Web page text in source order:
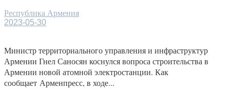
Республика Армения
2023-05-30
Министр территориального управления и инфраструктур
Армении Гнел Саносян коснулся вопроса строительства в
Армении новой атомной электростанции. Как
сообщает Арменпресс, в ходе...